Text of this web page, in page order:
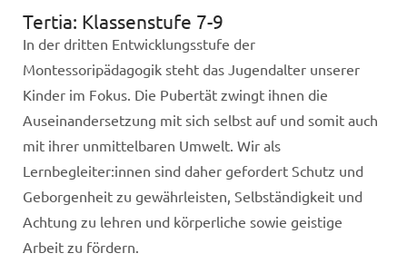
Tertia: Klassenstufe 7-9
In der dritten Entwicklungsstufe der
Montessoripädagogik steht das Jugendalter unserer
Kinder im Fokus. Die Pubertät zwingt ihnen die
Auseinandersetzung mit sich selbst auf und somit auch
mit ihrer unmittelbaren Umwelt. Wir als
Lernbegleiter:innen sind daher gefordert Schutz und
Geborgenheit zu gewährleisten, Selbständigkeit und
Achtung zu lehren und körperliche sowie geistige
Arbeit zu fördern.